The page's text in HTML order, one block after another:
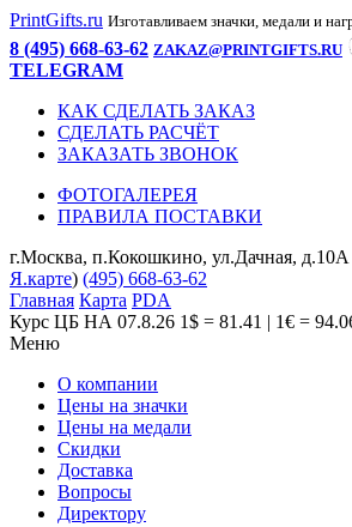
PrintGifts.ru Изготавливаем значки, медали и
8 (495) 668-63-62 ZAKAZ@PRINTGIFTS.RU
TELEGRAM
КАК СДЕЛАТЬ ЗАКАЗ
СДЕЛАТЬ РАСЧЁТ
ЗАКАЗАТЬ ЗВОНОК
ФОТОГАЛЕРЕЯ
ПРАВИЛА ПОСТАВКИ
г.Москва, п.Кокошкино, ул.Дачная,
Я.карте) (495) 668-63-62
Главная Карта PDA
Курс ЦБ НА 07.8.26 1$ = 81.41 | 1€ =
Меню
О компании
Цены на значки
Цены на медали
Скидки
Доставка
Вопросы
Директору